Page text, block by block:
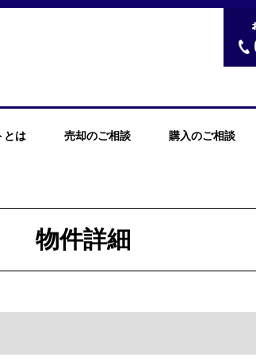
とは 売却のご相談 購入のご相談
物件詳細